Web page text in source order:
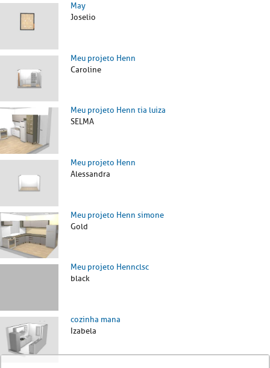
May
Joselio
Meu projeto Henn
Caroline
Meu projeto Henn tia luiza
SELMA
Meu projeto Henn
Alessandra
Meu projeto Henn simone
Gold
Meu projeto Hennclsc
black
cozinha mana
Izabela